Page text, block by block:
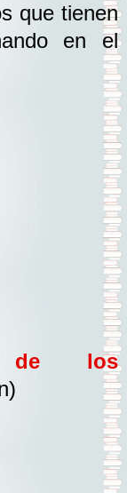
que tienen
en el
de los